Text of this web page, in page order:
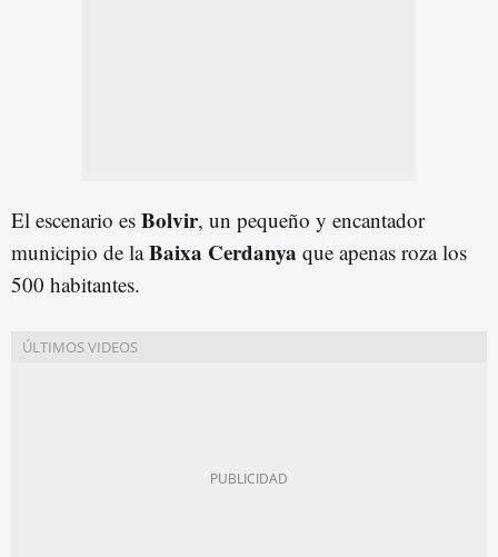
El escenario es Bolvir, un pequeño y encantador
municipio de laBaixa Cerdanya que apenas roza los
500 habitantes.